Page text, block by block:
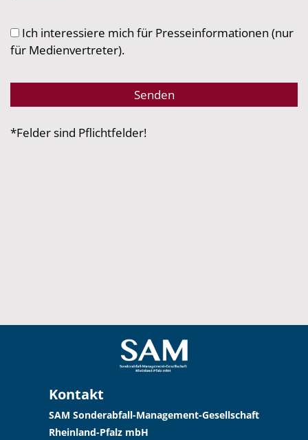
Ich interessiere mich für Presseinformationen (nur
für Medienvertreter).
*Felder sind Pflichtfelder!
Kontakt
SAM Sonderabfall-Management-Gesellschaft
Rheinland-Pfalz mbH